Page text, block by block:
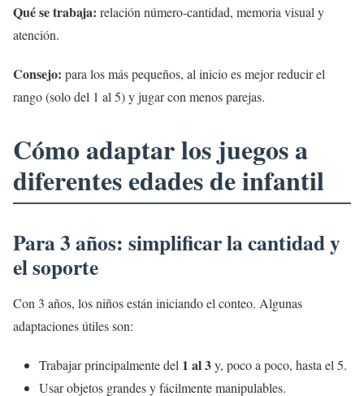
Qué se trabaja: relación número-cantidad, memoria visual y
atención.
Consejo: para los más pequeños, al inicio es mejor reducir el
rango (solo del 1 al 5) y jugar con menos parejas.
Cómo adaptar los juegos a
diferentes edades de infantil
Para 3 años: simplificar la cantidad y
el soporte
Con 3 años, los niños están iniciando el conteo. Algunas
adaptaciones útiles son:
Trabajar principalmente del 1 al 3y, poco a poco, hasta el 5.
Usar objetos grandes y fácilmente manipulables.